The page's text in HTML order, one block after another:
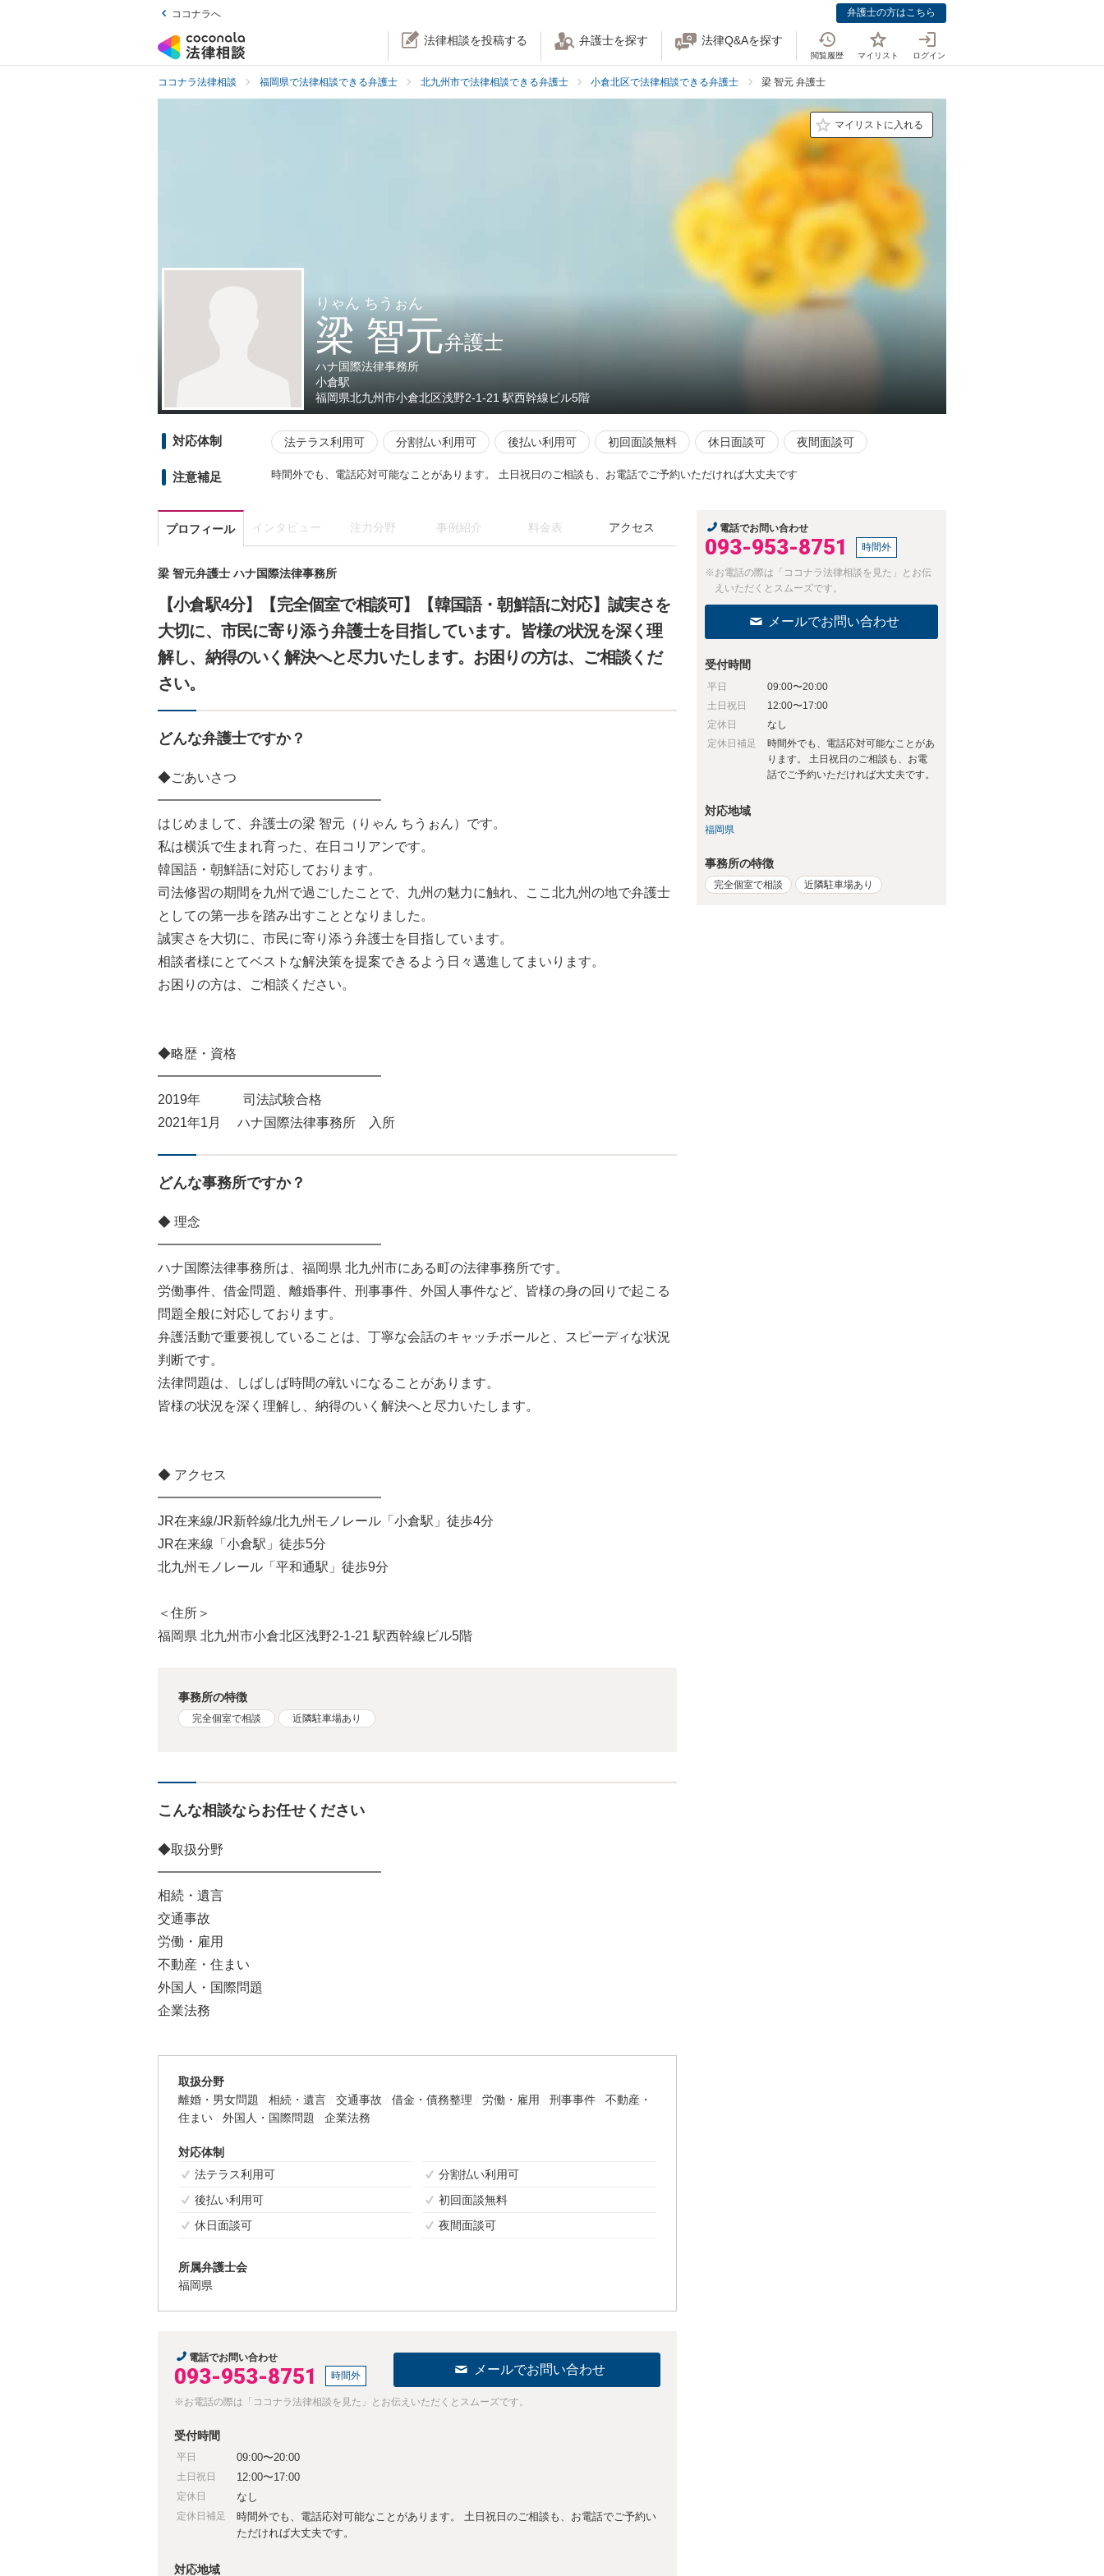
ココナラへ 弁護士の方はこちら
法律相談を投稿する 弁護士を探す 法律Q&Aを探す
閲覧履歴 マイリスト ログイン
ココナラ法律相談 福岡県で法律相談できる弁護士 北九州市で法律相談できる弁護士 小倉北区で法律相談できる弁護士 梁 智元 弁護士
マイリストに入れる
りゃん ちうぉん
梁 智元弁護士
ハナ国際法律事務所
小倉駅
福岡県北九州市小倉北区浅野2-1-21 駅西幹線ビル5階
対応体制 法テラス利用可 分割払い利用可 後払い利用可 初回面談無料 休日面談可 夜間面談可
注意補足 時間外でも、電話応対可能なことがあります。 土日祝日のご相談も、お電話でご予約いただければ大丈夫です
プロフィール インタビュー 注力分野 事例紹介 料金表 アクセス
梁 智元弁護士 ハナ国際法律事務所
【小倉駅4分】【完全個室で相談可】【韓国語・朝鮮語に対応】誠実さを
大切に、市民に寄り添う弁護士を目指しています。皆様の状況を深く理
解し、納得のいく解決へと尽力いたします。お困りの方は、ご相談くだ
さい。
どんな弁護士ですか？
◆ごあいさつ
━━━━━━━━━━━━━━━━━
はじめまして、弁護士の梁 智元（りゃん ちうぉん）です。
私は横浜で生まれ育った、在日コリアンです。
韓国語・朝鮮語に対応しております。
司法修習の期間を九州で過ごしたことで、九州の魅力に触れ、ここ北九州の地で弁護士
としての第一歩を踏み出すこととなりました。
誠実さを大切に、市民に寄り添う弁護士を目指しています。
相談者様にとてベストな解決策を提案できるよう日々邁進してまいります。
お困りの方は、ご相談ください。
◆略歴・資格
━━━━━━━━━━━━━━━━━
2019年 司法試験合格
2021年1月 ハナ国際法律事務所 入所
どんな事務所ですか？
◆ 理念
━━━━━━━━━━━━━━━━━
ハナ国際法律事務所は、福岡県 北九州市にある町の法律事務所です。
労働事件、借金問題、離婚事件、刑事事件、外国人事件など、皆様の身の回りで起こる
問題全般に対応しております。
弁護活動で重要視していることは、丁寧な会話のキャッチボールと、スピーディな状況
判断です。
法律問題は、しばしば時間の戦いになることがあります。
皆様の状況を深く理解し、納得のいく解決へと尽力いたします。
◆ アクセス
━━━━━━━━━━━━━━━━━
JR在来線/JR新幹線/北九州モノレール「小倉駅」徒歩4分
JR在来線「小倉駅」徒歩5分
北九州モノレール「平和通駅」徒歩9分
＜住所＞
福岡県 北九州市小倉北区浅野2-1-21 駅西幹線ビル5階
事務所の特徴
完全個室で相談 近隣駐車場あり
こんな相談ならお任せください
◆取扱分野
━━━━━━━━━━━━━━━━━
相続・遺言
交通事故
労働・雇用
不動産・住まい
外国人・国際問題
企業法務
取扱分野
離婚・男女問題
相続・遺言 交通事故 借金・債務整理 労働・雇用 刑事事件
不動産・
住まい
外国人・国際問題 企業法務
対応体制
法テラス利用可
分割払い利用可
後払い利用可
初回面談無料
休日面談可
夜間面談可
所属弁護士会
福岡県
電話でお問い合わせ
093-953-8751 時間外 メールでお問い合わせ
※お電話の際は「ココナラ法律相談を見た」とお伝えいただくとスムーズです。
受付時間
平日 09:00〜20:00
土日祝日 12:00〜17:00
定休日 なし
定休日補足
時間外でも、電話応対可能なことがあります。 土日祝日のご相談も、お電話でご予約い
ただければ大丈夫です。
対応地域
電話でお問い合わせ
093-953-8751 時間外
※お電話の際は「ココナラ法律相談を見た」とお伝
えいただくとスムーズです。
メールでお問い合わせ
受付時間
平日
09:00〜20:00
土日祝日
12:00〜17:00
定休日
なし
定休日補足
時間外でも、電話応対可能なことがあ
ります。 土日祝日のご相談も、お電
話でご予約いただければ大丈夫です。
対応地域
福岡県
事務所の特徴
完全個室で相談 近隣駐車場あり